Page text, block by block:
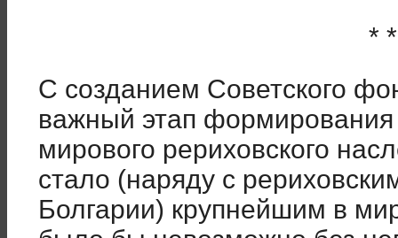
*
С созданием Советского
важный этап формирования
мирового рериховского
стало (наряду с
Болгарии) крупнейшим в